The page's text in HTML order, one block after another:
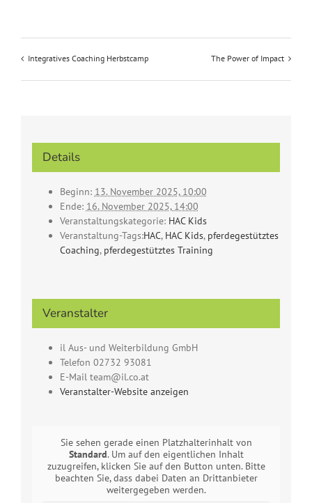
Integratives Coaching Herbstcamp The Power of Impact
Details
Beginn: 13. November 2025, 10:00
Ende: 16. November 2025, 14:00
Veranstaltungskategorie: HAC Kids
Veranstaltung-Tags:HAC, HAC Kids, pferdegestütztes
Coaching, pferdegestütztes Training
Veranstalter
il Aus- und Weiterbildung GmbH
Telefon 02732 93081
E-Mail team@il.co.at
Veranstalter-Website anzeigen
Sie sehen gerade einen Platzhalterinhalt von
Standard. Um auf den eigentlichen Inhalt
zuzugreifen, klicken Sie auf den Button unten. Bitte
beachten Sie, dass dabei Daten an Drittanbieter
weitergegeben werden.